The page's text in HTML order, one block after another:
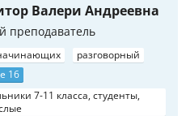
Валери Андреевна
преподаватель
разговорный
16
7-11 класса, студенты,